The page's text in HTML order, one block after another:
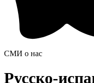
СМИ о нас
Русско-